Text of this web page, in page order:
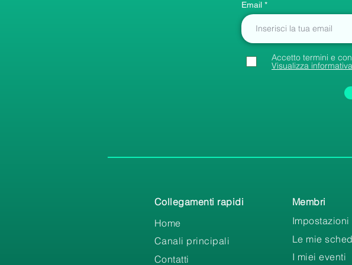
Email
Accetto termini e
Visualizza informativa
Collegamenti rapidi
Home
Canali principali
Contatti
Membri
Impostazioni
Le mie
I miei eventi